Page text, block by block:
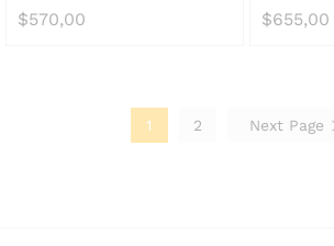
$570,00 $655,00
1 2 Next Page